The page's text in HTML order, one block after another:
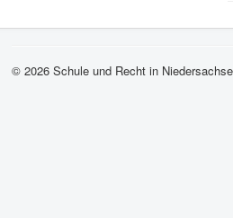
© 2026 Schule und Recht in